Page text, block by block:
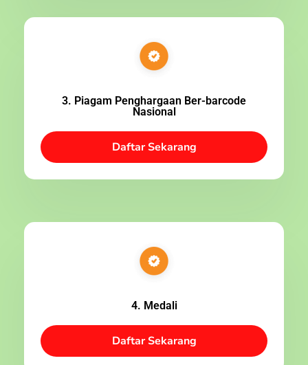
3. Piagam Penghargaan Ber-barcode
Nasional
Daftar Sekarang
4. Medali
Daftar Sekarang